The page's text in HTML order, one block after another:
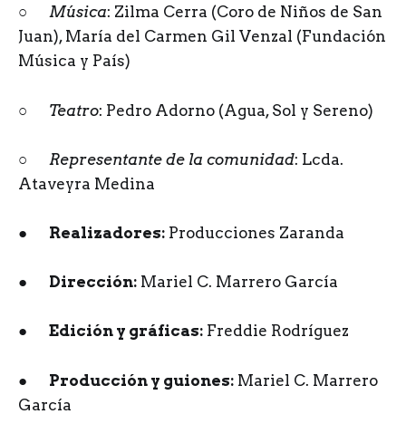
○ Música: Zilma Cerra (Coro de Niños de San
Juan), María del Carmen Gil Venzal (Fundación
Música y País)
○ Teatro: Pedro Adorno (Agua, Sol y Sereno)
○ Representante de la comunidad: Lcda.
Ataveyra Medina
● Realizadores: Producciones Zaranda
● Dirección: Mariel C. Marrero García
● Edición y gráficas: Freddie Rodríguez
● Producción y guiones: Mariel C. Marrero
García